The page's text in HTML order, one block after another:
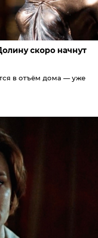
скоро начнут
в отъём дома — уже